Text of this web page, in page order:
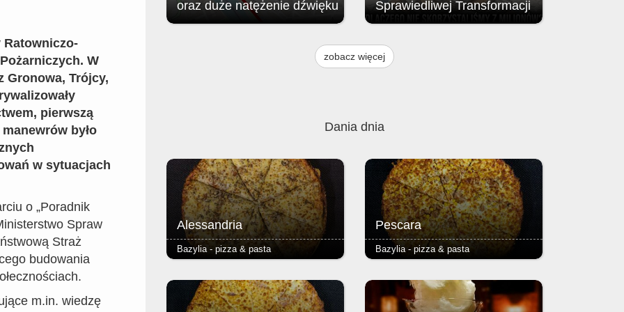
Ratowniczo-
W
Gronowa, Trójcy,
pierwszą
było
w sytuacjach
o „Poradnik
Spraw
Straż
budowania
m.in. wiedzę
oraz duże natężenie dźwięku
magistrat: w związku z organizacją
Soundystem Street Festival 2026, w
Sprawiedliwej Transformacji
na rzecz Sprawiedliwej Transformacji
(FST / JTF – Just Transition Fund;
zobacz więcej
Dania dnia
Alessandria
jest Margherita (sos pomidorowy, ser i
oregano) - ciasto puszyste lub razowe,
grube lub cienkie - dodatkowy ser 2,50
Bazylia - pizza & pasta
Pescara
każdej pizzy jest Margherita (sos
pomidorowy, ser i oregano) - ciasto
puszyste lub razowe, grube lub cienkie
Bazylia - pizza & pasta